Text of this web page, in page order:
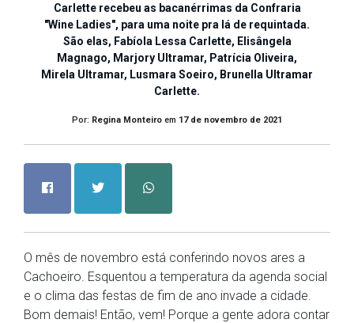
Carlette recebeu as bacanérrimas da Confraria
"Wine Ladies", para uma noite pra lá de requintada.
São elas, Fabíola Lessa Carlette, Elisângela
Magnago, Marjory Ultramar, Patrícia Oliveira,
Mirela Ultramar, Lusmara Soeiro, Brunella Ultramar
Carlette.
Por: Regina Monteiro em 17 de novembro de 2021
O mês de novembro está conferindo novos ares a
Cachoeiro. Esquentou a temperatura da agenda social
e o clima das festas de fim de ano invade a cidade.
Bom demais! Então, vem! Porque a gente adora contar